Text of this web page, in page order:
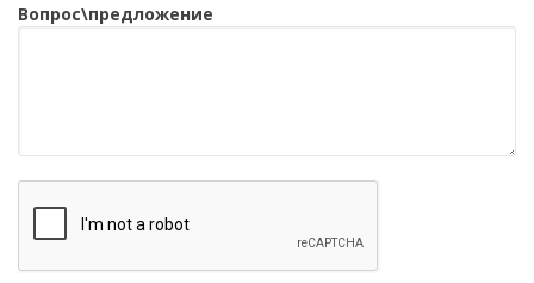
Вопрос\предложение